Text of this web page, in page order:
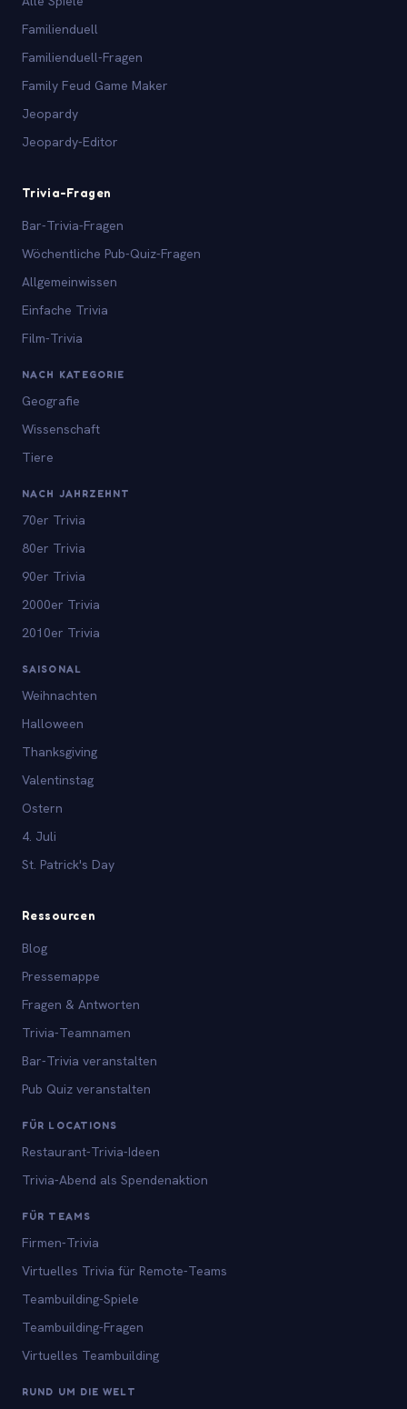
Familienduell
Familienduell-Fragen
Family Feud Game Maker
Jeopardy
Jeopardy-Editor
Trivia-Fragen
Bar-Trivia-Fragen
Wöchentliche Pub-Quiz-Fragen
Allgemeinwissen
Einfache Trivia
Film-Trivia
NACH KATEGORIE
Geografie
Wissenschaft
Tiere
NACH JAHRZEHNT
70er Trivia
80er Trivia
90er Trivia
2000er Trivia
2010er Trivia
SAISONAL
Weihnachten
Halloween
Thanksgiving
Valentinstag
Ostern
4. Juli
St. Patrick's Day
Ressourcen
Blog
Pressemappe
Fragen & Antworten
Trivia-Teamnamen
Bar-Trivia veranstalten
Pub Quiz veranstalten
FÜR LOCATIONS
Restaurant-Trivia-Ideen
Trivia-Abend als Spendenaktion
FÜR TEAMS
Firmen-Trivia
Virtuelles Trivia für Remote-Teams
Teambuilding-Spiele
Teambuilding-Fragen
Virtuelles Teambuilding
RUND UM DIE WELT